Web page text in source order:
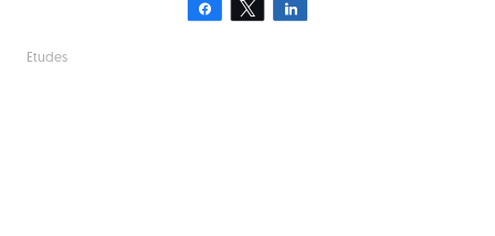
Partagez Tweetez
Etudes